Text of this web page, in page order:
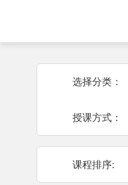
选择分类：
授课方式：
课程排序: